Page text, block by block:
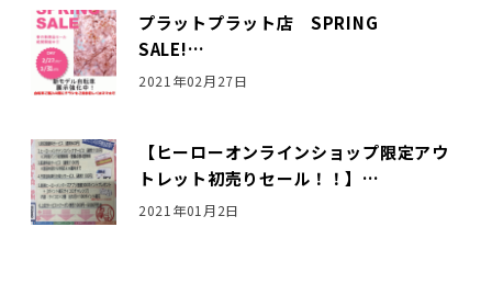
プラットプラット店 SPRING
SALE!…
2021年02月27日
【ヒーローオンラインショップ限定アウ
トレット初売りセール！！】…
2021年01月2日